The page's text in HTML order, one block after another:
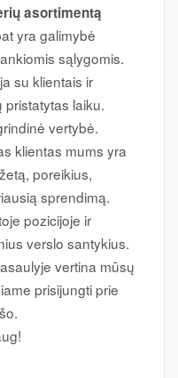
asortimentą
yra galimybė
sąlygomis.
su klientais ir
laiku.
vertybė.
klientas mums yra
poreikius,
sprendimą.
pozicijoje ir
verslo santykius.
vertina mūsų
prisijungti prie